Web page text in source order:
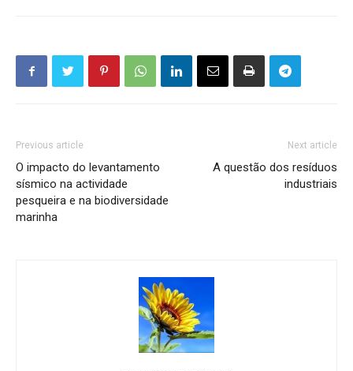
Previous article
O impacto do levantamento
sísmico na actividade
pesqueira e na biodiversidade
marinha
Next article
A questão dos resíduos
industriais